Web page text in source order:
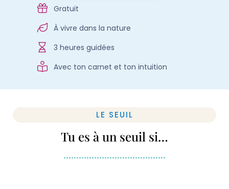
Gratuit
À vivre dans la nature
3 heures guidées
Avec ton carnet et ton intuition
LE SEUIL
Tu es à un seuil si…